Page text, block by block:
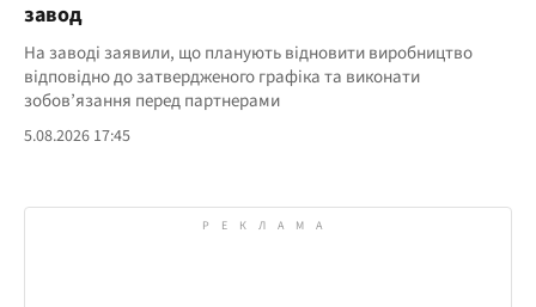
завод
На заводі заявили, що планують відновити виробництво
відповідно до затвердженого графіка та виконати
зобов’язання перед партнерами
5.08.2026 17:45